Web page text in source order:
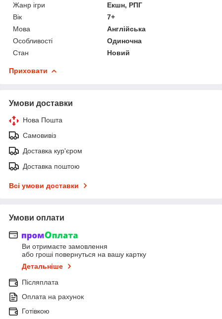
Жанр ігри
Екшн, РПГ
Вік
7+
Мова
Англійська
Особливості
Одиночна
Стан
Новий
Приховати
Умови доставки
Нова Пошта
Самовивіз
Доставка кур'єром
Доставка поштою
Всі умови доставки
Умови оплати
Ви отримаєте замовлення
або гроші повернуться на вашу картку
Детальніше
Післяплата
Оплата на рахунок
Готівкою